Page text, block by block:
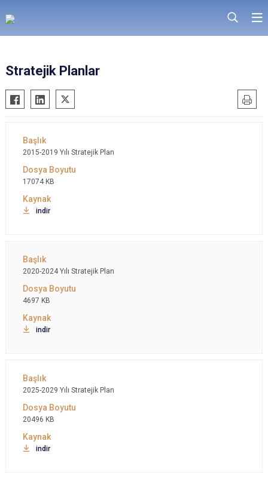
Stratejik Planlar
2015-2019 Yılı Stratejik Plan
17074 KB
indir
2020-2024 Yılı Stratejik Plan
4697 KB
indir
2025-2029 Yılı Stratejik Plan
20496 KB
indir